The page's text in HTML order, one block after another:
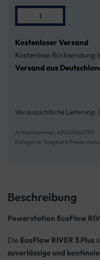
Kostenloser Versand
Kostenlose Rücksendung
Versand aus
Voraussichtliche Lieferung:
4895251627917
Kategorie: Tragbare
Beschreibung
Powerstation EcoFlow
Die EcoFlow RIVER 3 Plus
zuverlässige und